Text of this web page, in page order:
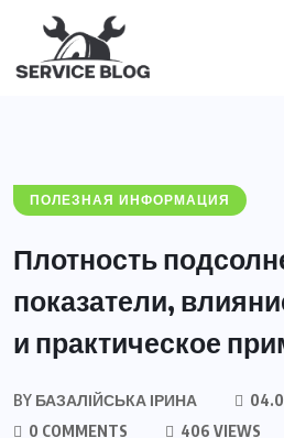
ПОЛЕЗНАЯ ИНФОРМАЦИЯ
Плотность
показатели,
и практическое
BY БАЗАЛІЙСЬКА ІРИНА
0 COMMENTS
406 VIEWS